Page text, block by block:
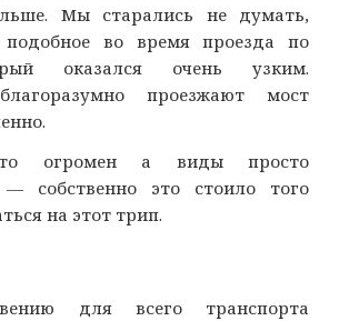
Мы старались не думать,
подобное во время проезда по
оказался очень узким.
проезжают мост
огромен а виды просто
собственно это стоило того
на этот трип.
для всего транспорта